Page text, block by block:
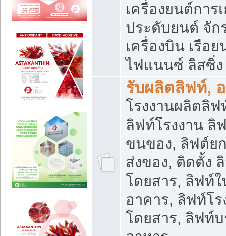
เครื่องยนต์การ
ประดับยนต์ จัก
เครื่องบิน เรือ
ไฟแนนซ์ ลิสซิ่ง
รับผลิตลิฟท์,
โรงงานผลิตลิ
ลิฟท์โรงงาน ลิ
ขนของ, ลิฟต์ย
ส่งของ, ติดตั้ง
โดยสาร, ลิฟท์
อาคาร, ลิฟท์โ
โดยสาร, ลิฟท์